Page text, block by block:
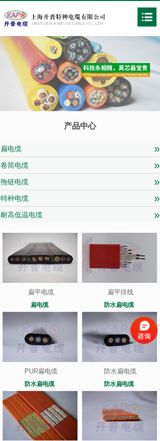
产品中心
扁电缆 »
卷筒电缆 »
拖链电缆 »
特种电缆 »
耐高低温电缆 »
扁平电缆
扁电缆
扁平排线
防水扁电缆
PUR扁电缆
防水扁电缆
防水扁电缆
防水扁电缆